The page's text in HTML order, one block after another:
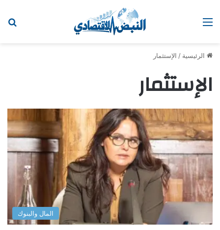
القائمة
الرئيسية / الإستثمار
الإستثمار
المال والبنوك